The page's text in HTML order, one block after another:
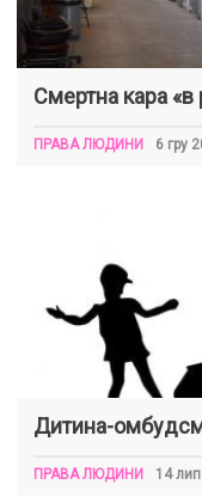
Смертна кара «в
ПРАВА ЛЮДИНИ 6 гру
Дитина-
ПРАВА ЛЮДИНИ 14